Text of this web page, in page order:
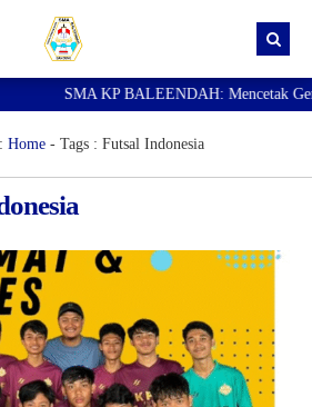
SMA KP BALEENDAH: Mencetak
Home - Tags : Futsal Indonesia